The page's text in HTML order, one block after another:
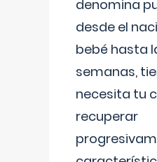
denomina
desde el
bebé hasta
semanas,
necesita tu
recuperar